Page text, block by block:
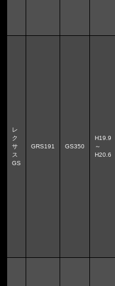
レ
ク
サ
ス
GS
GRS191 GS350
H19.9
～
H20.6